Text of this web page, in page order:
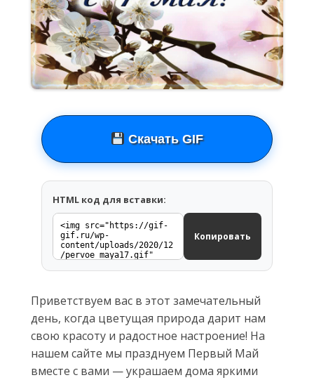
Скачать GIF
HTML код для вставки:
Копировать
Приветствуем вас в этот замечательный
день, когда цветущая природа дарит нам
свою красоту и радостное настроение! На
нашем сайте мы празднуем Первый Май
вместе с вами — украшаем дома яркими